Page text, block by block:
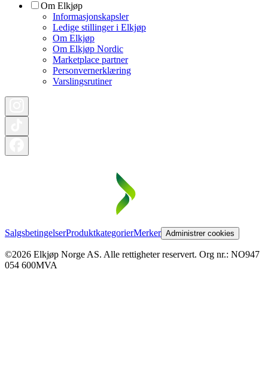
Om Elkjøp
Informasjonskapsler
Ledige stillinger i Elkjøp
Om Elkjøp
Om Elkjøp Nordic
Marketplace partner
Personvernerklæring
Varslingsrutiner
SalgsbetingelserProduktkategorierMerker Administrer cookies
©2026 Elkjøp Norge AS. Alle rettigheter reservert. Org nr.: NO947
054 600MVA